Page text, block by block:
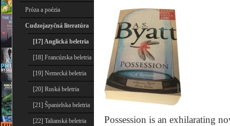
Próza a poézia
Cudzojazyčná literatúra
[17] Anglická beletria
[18] Francúzska beletria
[19] Nemecká beletria
[20] Ruská beletria
[21] Španielska beletria
[22] Talianská beletria
Possession is an exhilarating